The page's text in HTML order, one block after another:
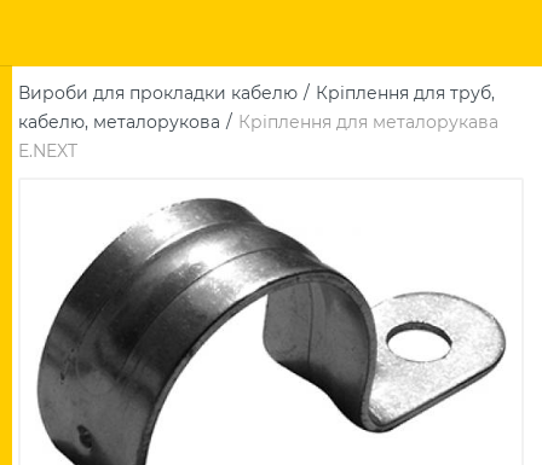
Вироби для прокладки кабелю
Кріплення для труб,
кабелю, металорукова
Кріплення для металорукава
E.NEXT